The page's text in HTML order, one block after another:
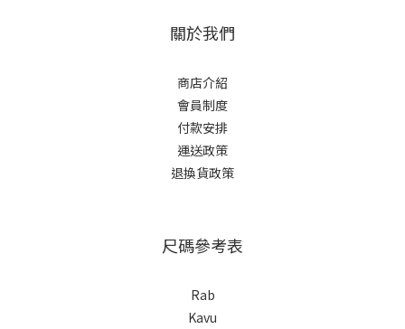
關於我們
商店介紹
會員制度
付款安排
運送政策
退換貨政策
尺碼參考表
Rab
Kavu